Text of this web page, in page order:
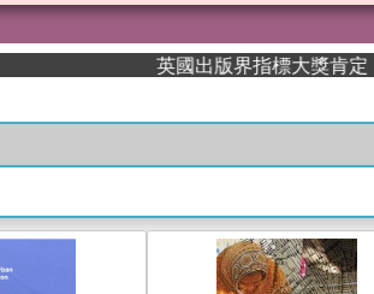
英國出版界指標大獎肯定！